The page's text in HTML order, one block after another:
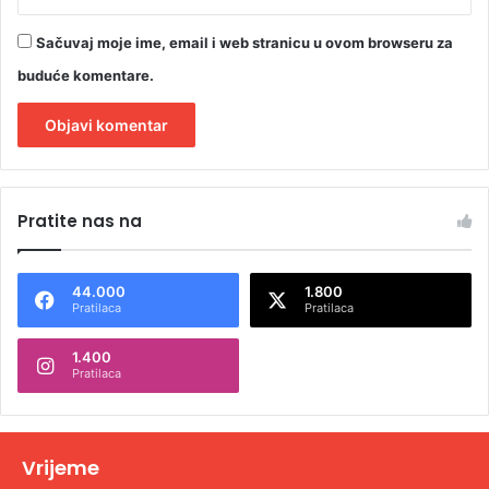
Sačuvaj moje ime, email i web stranicu u ovom browseru za
buduće komentare.
t
n
t
v
Pratite nas na
44.000
Pratilaca
1.800
Pratilaca
1.400
Pratilaca
Vrijeme